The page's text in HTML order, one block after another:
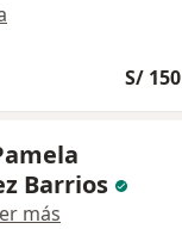
S/ 150
Barrios
más